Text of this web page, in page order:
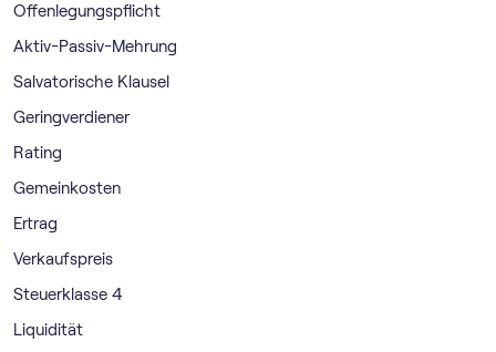
Offenlegungspflicht
Aktiv-Passiv-Mehrung
Salvatorische Klausel
Geringverdiener
Rating
Gemeinkosten
Ertrag
Verkaufspreis
Steuerklasse 4
Liquidität